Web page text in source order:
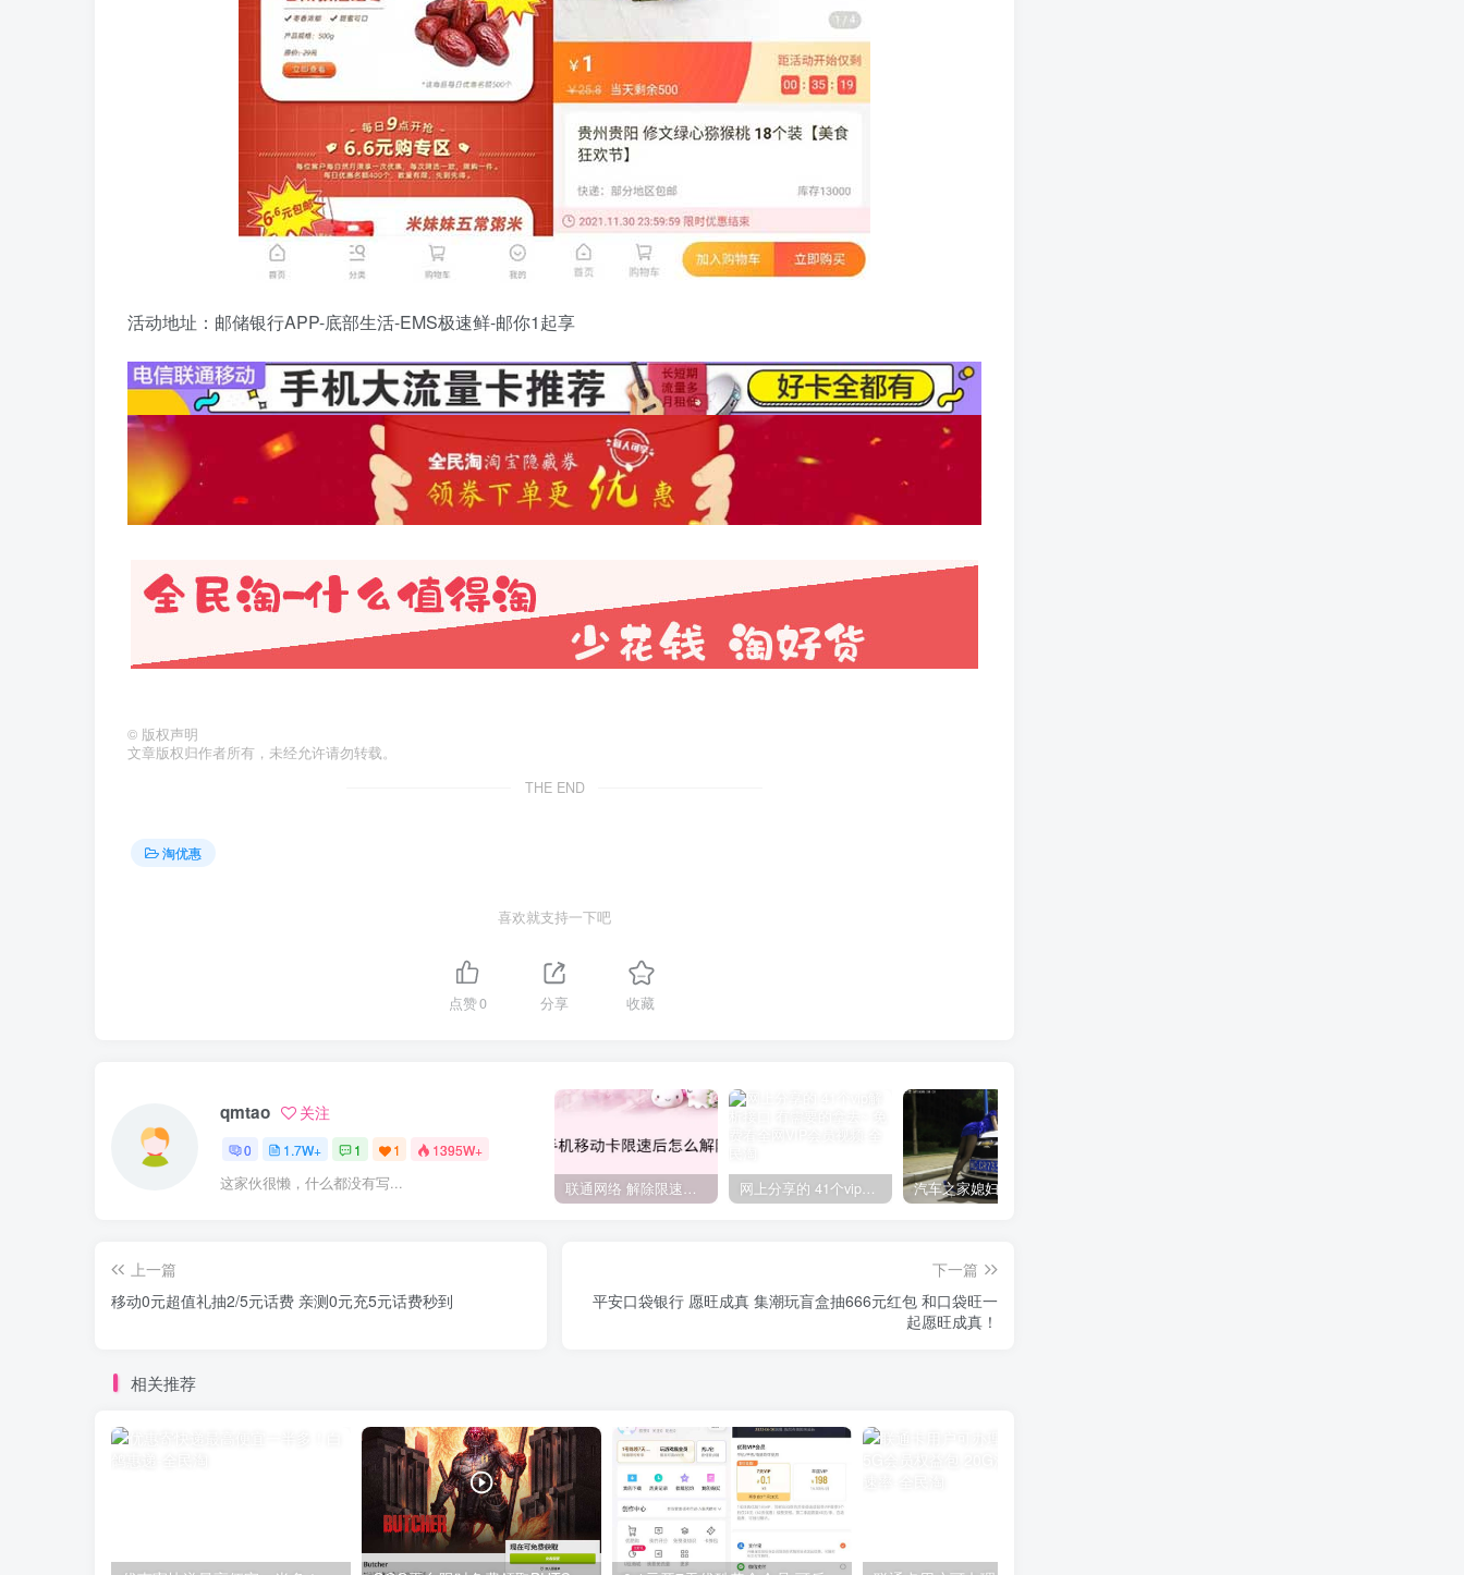
活动地址：邮储银行APP-底部生活-EMS极速鲜-邮你1起享
© 版权声明
文章版权归作者所有，未经允许请勿转载。
THE END
淘优惠
喜欢就支持一下吧
点赞0 分享 收藏
qmtao 关注
0 1.7W+ 1 1 1395W+
这家伙很懒，什么都没有写... 联通网络 解除限速方法参考！畅享、畅玩、老白干等及其它地区自测了 网上分享的 41个vip解析接口 有需要的拿去~ 免费看全网VIP会员视频
上一篇
移动0元超值礼抽2/5元话费 亲测0元充5元话费秒到
下一篇
平安口袋银行 愿旺成真 集潮玩盲盒抽666元红包 和口袋旺一
起愿旺成真！
相关推荐